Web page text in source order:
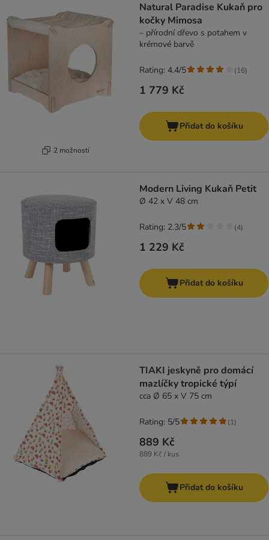
2 možností
Natural Paradise Kukaň pro
kočky Mimosa
– přírodní dřevo s potahem v
krémové barvě
1 779 Kč
Rating: 4.4/5 (16)
Přidat do košíku
Modern Living Kukaň Petit
Ø 42 x V 48 cm
1 229 Kč
Rating: 2.3/5 (4)
Přidat do košíku
TIAKI jeskyně pro domácí
mazlíčky tropické týpí
cca Ø 65 x V 75 cm
889 Kč
889 Kč / kus
Rating: 5/5 (1)
Přidat do košíku